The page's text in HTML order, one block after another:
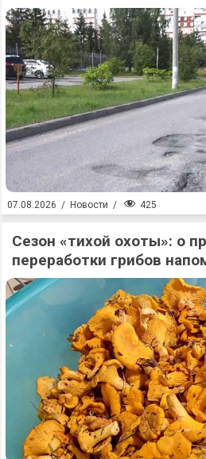
07.08.2026 / Новости / 425
Сезон «тихой охоты»: о
переработки грибов